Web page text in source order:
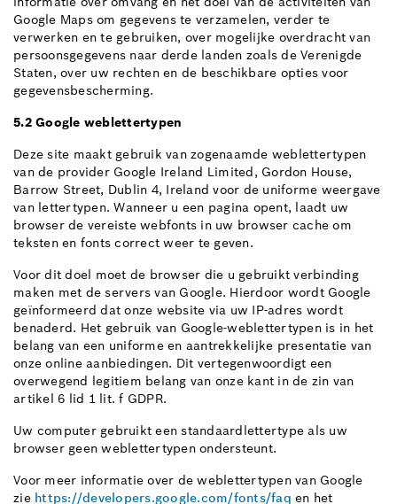
Google Maps om gegevens te verzamelen, verder te
verwerken en te gebruiken, over mogelijke overdracht van
persoonsgegevens naar derde landen zoals de Verenigde
Staten, over uw rechten en de beschikbare opties voor
gegevensbescherming.
5.2 Google weblettertypen
Deze site maakt gebruik van zogenaamde weblettertypen
van de provider Google Ireland Limited, Gordon House,
Barrow Street, Dublin 4, Ireland voor de uniforme weergave
van lettertypen. Wanneer u een pagina opent, laadt uw
browser de vereiste webfonts in uw browser cache om
teksten en fonts correct weer te geven.
Voor dit doel moet de browser die u gebruikt verbinding
maken met de servers van Google. Hierdoor wordt Google
geïnformeerd dat onze website via uw IP-adres wordt
benaderd. Het gebruik van Google-weblettertypen is in het
belang van een uniforme en aantrekkelijke presentatie van
onze online aanbiedingen. Dit vertegenwoordigt een
overwegend legitiem belang van onze kant in de zin van
artikel 6 lid 1 lit. f GDPR.
Uw computer gebruikt een standaardlettertype als uw
browser geen weblettertypen ondersteunt.
Voor meer informatie over de weblettertypen van Google
zie https://developers.google.com/fonts/faq en het